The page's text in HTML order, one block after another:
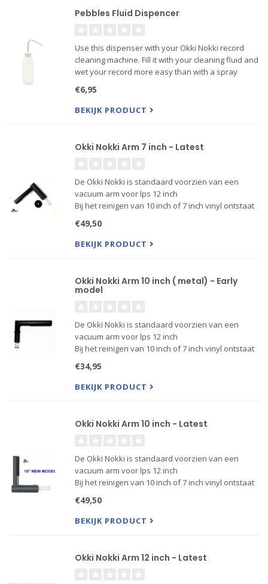
Pebbles Fluid Dispencer
Use this dispenser with your Okki Nokki record
cleaning machine. Fill it with your cleaning fluid and
wet your record more easy than with a spray
without leaking due to the nozzle attached to the
bottle.
€6,95
BEKIJK PRODUCT
Okki Nokki Arm 7 inch - Latest
De Okki Nokki is standaard voorzien van een
vacuum arm voor lps 12 inch
Bij het reinigen van 10 inch of 7 inch vinyl ontstaat
valse lucht aanzuigt en daardoor minder effectief
zuigt. Gebruik dus voor singl....
€49,50
BEKIJK PRODUCT
Okki Nokki Arm 10 inch ( metal) - Early
model
De Okki Nokki is standaard voorzien van een
vacuum arm voor lps 12 inch
Bij het reinigen van 10 inch of 7 inch vinyl ontstaat
valse lucht aanzuigt en daardoor minder effectief
zuigt. Gebruik dus voor singl....
€34,95
BEKIJK PRODUCT
Okki Nokki Arm 10 inch - Latest
De Okki Nokki is standaard voorzien van een
vacuum arm voor lps 12 inch
Bij het reinigen van 10 inch of 7 inch vinyl ontstaat
valse lucht aanzuigt en daardoor minder effectief
zuigt. Gebruik dus voor singl....
€49,50
BEKIJK PRODUCT
Okki Nokki Arm 12 inch - Latest